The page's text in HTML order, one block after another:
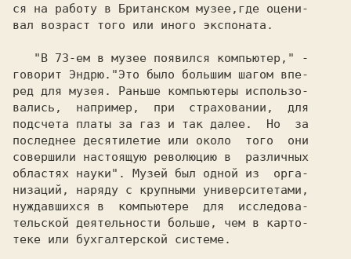
ся на работу в Британском музее,где оцени-
вал возраст того или иного экспоната.
   "В 73-ем в музее появился компьютер,"
-
говорит Эндрю. "Это было большим шагом впе-
ред для музея. Раньше компьютеры использо-
вались,  например,  при  страховании,  для
подсчета платы за газ и так далее.  Hо  за
последнее десятилетие или около  того  они
совершили настоящую революцию в  различных
областях науки". Музей был одной из  орга-
низаций, наряду с крупными университетами,
нуждавшихся в  компьютере  для  исследова-
тельской деятельности больше, чем в карто-
теке или бухгалтерской системе.